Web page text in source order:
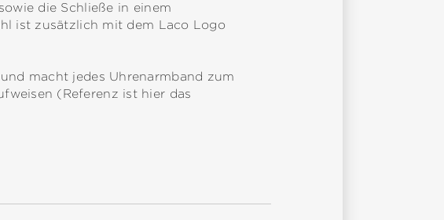
die Schließe in einem
ist zusätzlich mit dem Laco Logo
macht jedes Uhrenarmband zum
(Referenz ist hier das